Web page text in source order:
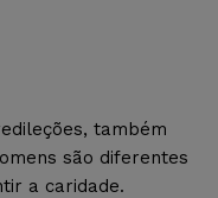
também
são diferentes
a caridade.